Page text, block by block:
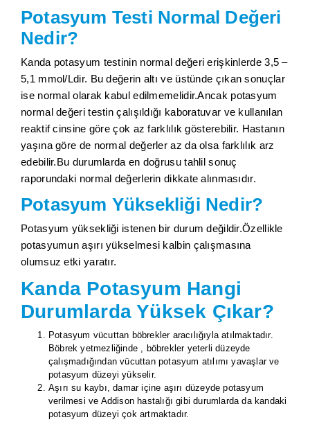
Potasyum Testi Normal Değeri
Nedir?
Kanda potasyum testinin normal değeri erişkinlerde 3,5 –
5,1 mmol/Ldir. Bu değerin altı ve üstünde çıkan sonuçlar
ise normal olarak kabul edilmemelidir.Ancak potasyum
normal değeri testin çalışıldığı kaboratuvar ve kullanılan
reaktif cinsine göre çok az farklılık gösterebilir. Hastanın
yaşına göre de normal değerler az da olsa farklılık arz
edebilir.Bu durumlarda en doğrusu tahlil sonuç
raporundaki normal değerlerin dikkate alınmasıdır.
Potasyum Yüksekliği Nedir?
Potasyum yüksekliği istenen bir durum değildir.Özellikle
potasyumun aşırı yükselmesi kalbin çalışmasına
olumsuz etki yaratır.
Kanda Potasyum Hangi
Durumlarda Yüksek Çıkar?
Potasyum vücuttan böbrekler aracılığıyla atılmaktadır.
Böbrek yetmezliğinde , böbrekler yeterli düzeyde
çalışmadığından vücuttan potasyum atılımı yavaşlar ve
potasyum düzeyi yükselir.
Aşırı su kaybı, damar içine aşırı düzeyde potasyum
verilmesi ve Addison hastalığı gibi durumlarda da kandaki
potasyum düzeyi çok artmaktadır.